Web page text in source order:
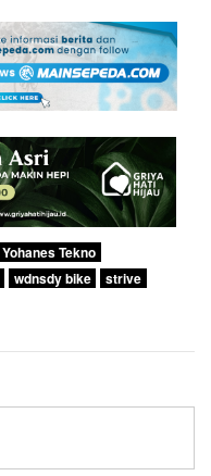
Yohanes Tekno
wdnsdy bike
strive